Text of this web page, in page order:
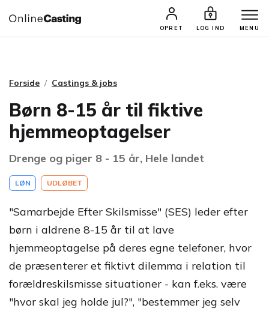
OPRET LOG IND MENU
CASTINGS & JOBS SØG PROFIL
Forside Castings & jobs
Børn 8-15 år til fiktive
hjemmeoptagelser
Drenge og piger 8 - 15 år, Hele landet
LØN UDLØBET
"Samarbejde Efter Skilsmisse" (SES) leder efter
børn i aldrene 8-15 år til at lave
hjemmeoptagelse på deres egne telefoner, hvor
de præsenterer et fiktivt dilemma i relation til
forældreskilsmisse situationer - kan f.eks. være
"hvor skal jeg holde jul?", "bestemmer jeg selv